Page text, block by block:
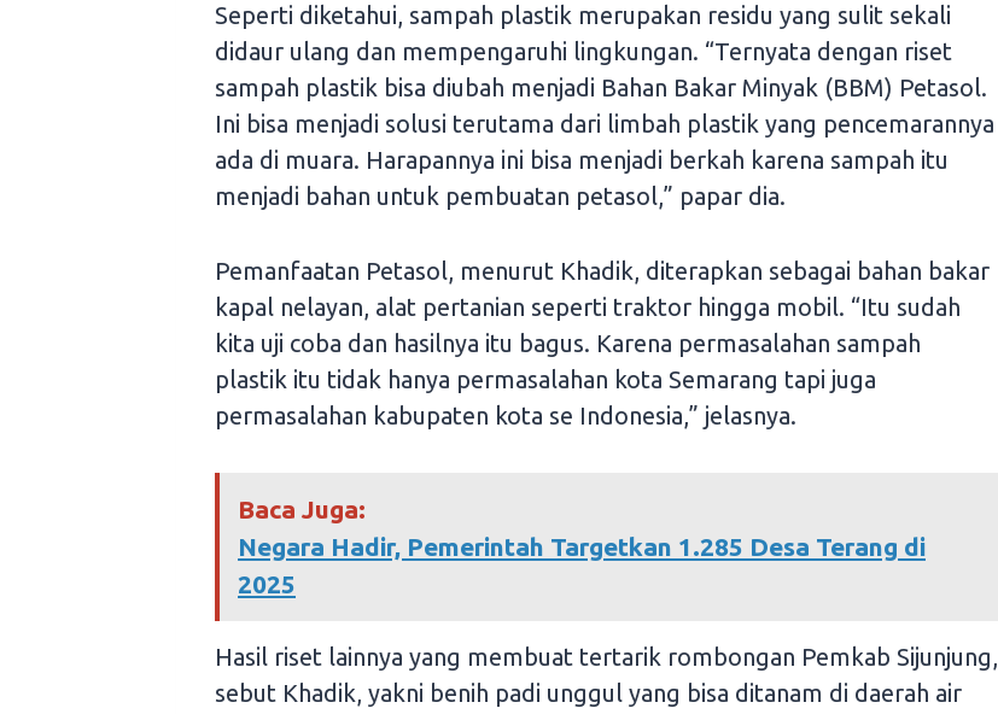
Seperti diketahui, sampah plastik merupakan residu yang sulit sekali
didaur ulang dan mempengaruhi lingkungan. “Ternyata dengan riset
sampah plastik bisa diubah menjadi Bahan Bakar Minyak (BBM) Petasol.
Ini bisa menjadi solusi terutama dari limbah plastik yang pencemarannya
ada di muara. Harapannya ini bisa menjadi berkah karena sampah itu
menjadi bahan untuk pembuatan petasol,” papar dia.
Pemanfaatan Petasol, menurut Khadik, diterapkan sebagai bahan bakar
kapal nelayan, alat pertanian seperti traktor hingga mobil. “Itu sudah
kita uji coba dan hasilnya itu bagus. Karena permasalahan sampah
plastik itu tidak hanya permasalahan kota Semarang tapi juga
permasalahan kabupaten kota se Indonesia,” jelasnya.
Baca Juga:
Negara Hadir, Pemerintah Targetkan 1.285 Desa Terang di
2025
Hasil riset lainnya yang membuat tertarik rombongan Pemkab Sijunjung,
sebut Khadik, yakni benih padi unggul yang bisa ditanam di daerah air